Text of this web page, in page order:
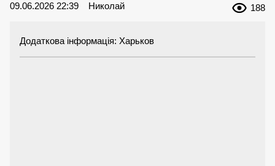
09.06.2026 22:39 Николай 188
Додаткова інформація: Харьков